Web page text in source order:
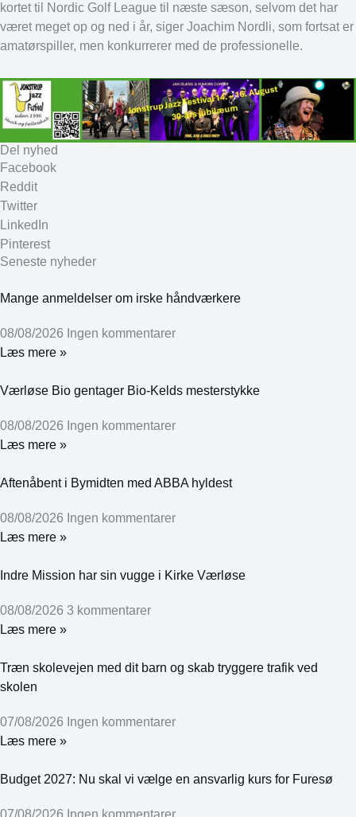
kortet til Nordic Golf League til næste sæson, selvom det har
været meget op og ned i år, siger Joachim Nordli, som fortsat er
amatørspiller, men konkurrerer med de professionelle.
Del nyhed
Facebook
Reddit
Twitter
LinkedIn
Pinterest
Seneste nyheder
Mange anmeldelser om irske håndværkere
08/08/2026 Ingen kommentarer
Læs mere »
Værløse Bio gentager Bio-Kelds mesterstykke
08/08/2026 Ingen kommentarer
Læs mere »
Aftenåbent i Bymidten med ABBA hyldest
08/08/2026 Ingen kommentarer
Læs mere »
Indre Mission har sin vugge i Kirke Værløse
08/08/2026 3 kommentarer
Læs mere »
Træn skolevejen med dit barn og skab tryggere trafik ved
skolen
07/08/2026 Ingen kommentarer
Læs mere »
Budget 2027: Nu skal vi vælge en ansvarlig kurs for Furesø